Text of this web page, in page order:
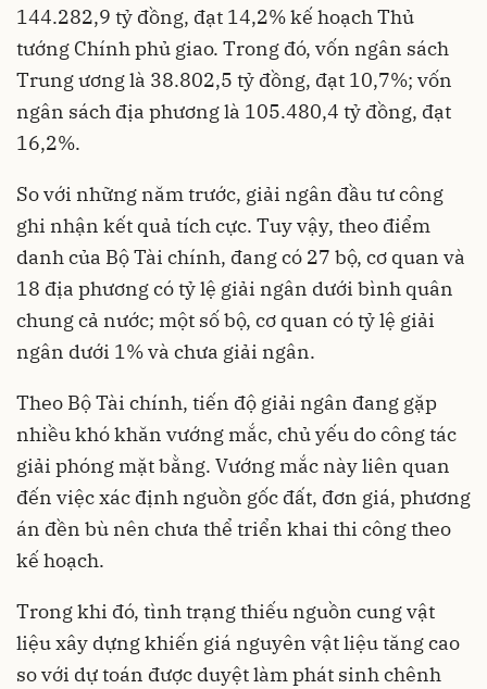
144.282,9 tỷ đồng, đạt 14,2% kế hoạch Thủ
tướng Chính phủ giao. Trong đó, vốn ngân sách
Trung ương là 38.802,5 tỷ đồng, đạt 10,7%; vốn
ngân sách địa phương là 105.480,4 tỷ đồng, đạt
16,2%.
So với những năm trước, giải ngân đầu tư công
ghi nhận kết quả tích cực. Tuy vậy, theo điểm
danh của Bộ Tài chính, đang có 27 bộ, cơ quan và
18 địa phương có tỷ lệ giải ngân dưới bình quân
chung cả nước; một số bộ, cơ quan có tỷ lệ giải
ngân dưới 1% và chưa giải ngân.
Theo Bộ Tài chính, tiến độ giải ngân đang gặp
nhiều khó khăn vướng mắc, chủ yếu do công tác
giải phóng mặt bằng. Vướng mắc này liên quan
đến việc xác định nguồn gốc đất, đơn giá, phương
án đền bù nên chưa thể triển khai thi công theo
kế hoạch.
Trong khi đó, tình trạng thiếu nguồn cung vật
liệu xây dựng khiến giá nguyên vật liệu tăng cao
so với dự toán được duyệt làm phát sinh chênh